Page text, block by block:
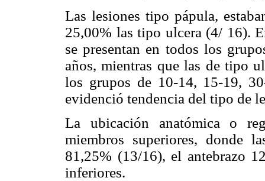
Las lesiones tipo pápula,
25,00% las tipo ulcera (4/ 16).
se presentan en todos los
años, mientras que las de tipo
los grupos de 10-14, 15-19,
evidenció tendencia del tipo de
La ubicación anatómica o
miembros superiores, donde
81,25% (13/16), el antebrazo
inferiores.